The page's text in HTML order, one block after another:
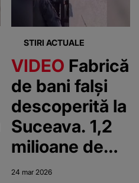
enervat-o:
”Nu are rost
să…”
STIRI ACTUALE
VIDEO Fabrică
de bani falși
descoperită la
Suceava. 1,2
milioane de
euro
24 mar 2026